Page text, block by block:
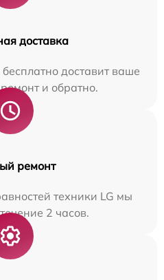
доставка
доставит ваше
и обратно.
ремонт
техники LG мы
2 часов.